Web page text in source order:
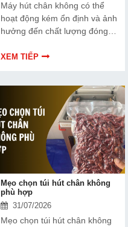
Máy hút chân không có thể
hoạt động kém ổn định và ảnh
hưởng đến chất lượng đóng
Bài viết dưới đây sẽ giúp bạn
XEM TIẾP
Mẹo chọn túi hút chân không
phù hợp
31/07/2026
Mẹo chọn túi hút chân không